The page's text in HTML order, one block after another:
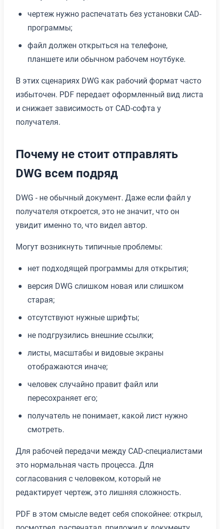
чертеж нужно распечатать без установки CAD-
программы;
файл должен открыться на телефоне,
планшете или обычном рабочем ноутбуке.
В этих сценариях DWG как рабочий формат часто
избыточен. PDF передает оформленный вид листа
и снижает зависимость от CAD-софта у
получателя.
Почему не стоит отправлять
DWG всем подряд
DWG - не обычный документ. Даже если файл у
получателя откроется, это не значит, что он
увидит именно то, что видел автор.
Могут возникнуть типичные проблемы:
нет подходящей программы для открытия;
версия DWG слишком новая или слишком
старая;
отсутствуют нужные шрифты;
не подгрузились внешние ссылки;
листы, масштабы и видовые экраны
отображаются иначе;
человек случайно правит файл или
пересохраняет его;
получатель не понимает, какой лист нужно
смотреть.
Для рабочей передачи между CAD-специалистами
это нормальная часть процесса. Для
согласования с человеком, который не
редактирует чертеж, это лишняя сложность.
PDF в этом смысле ведет себя спокойнее: открыл,